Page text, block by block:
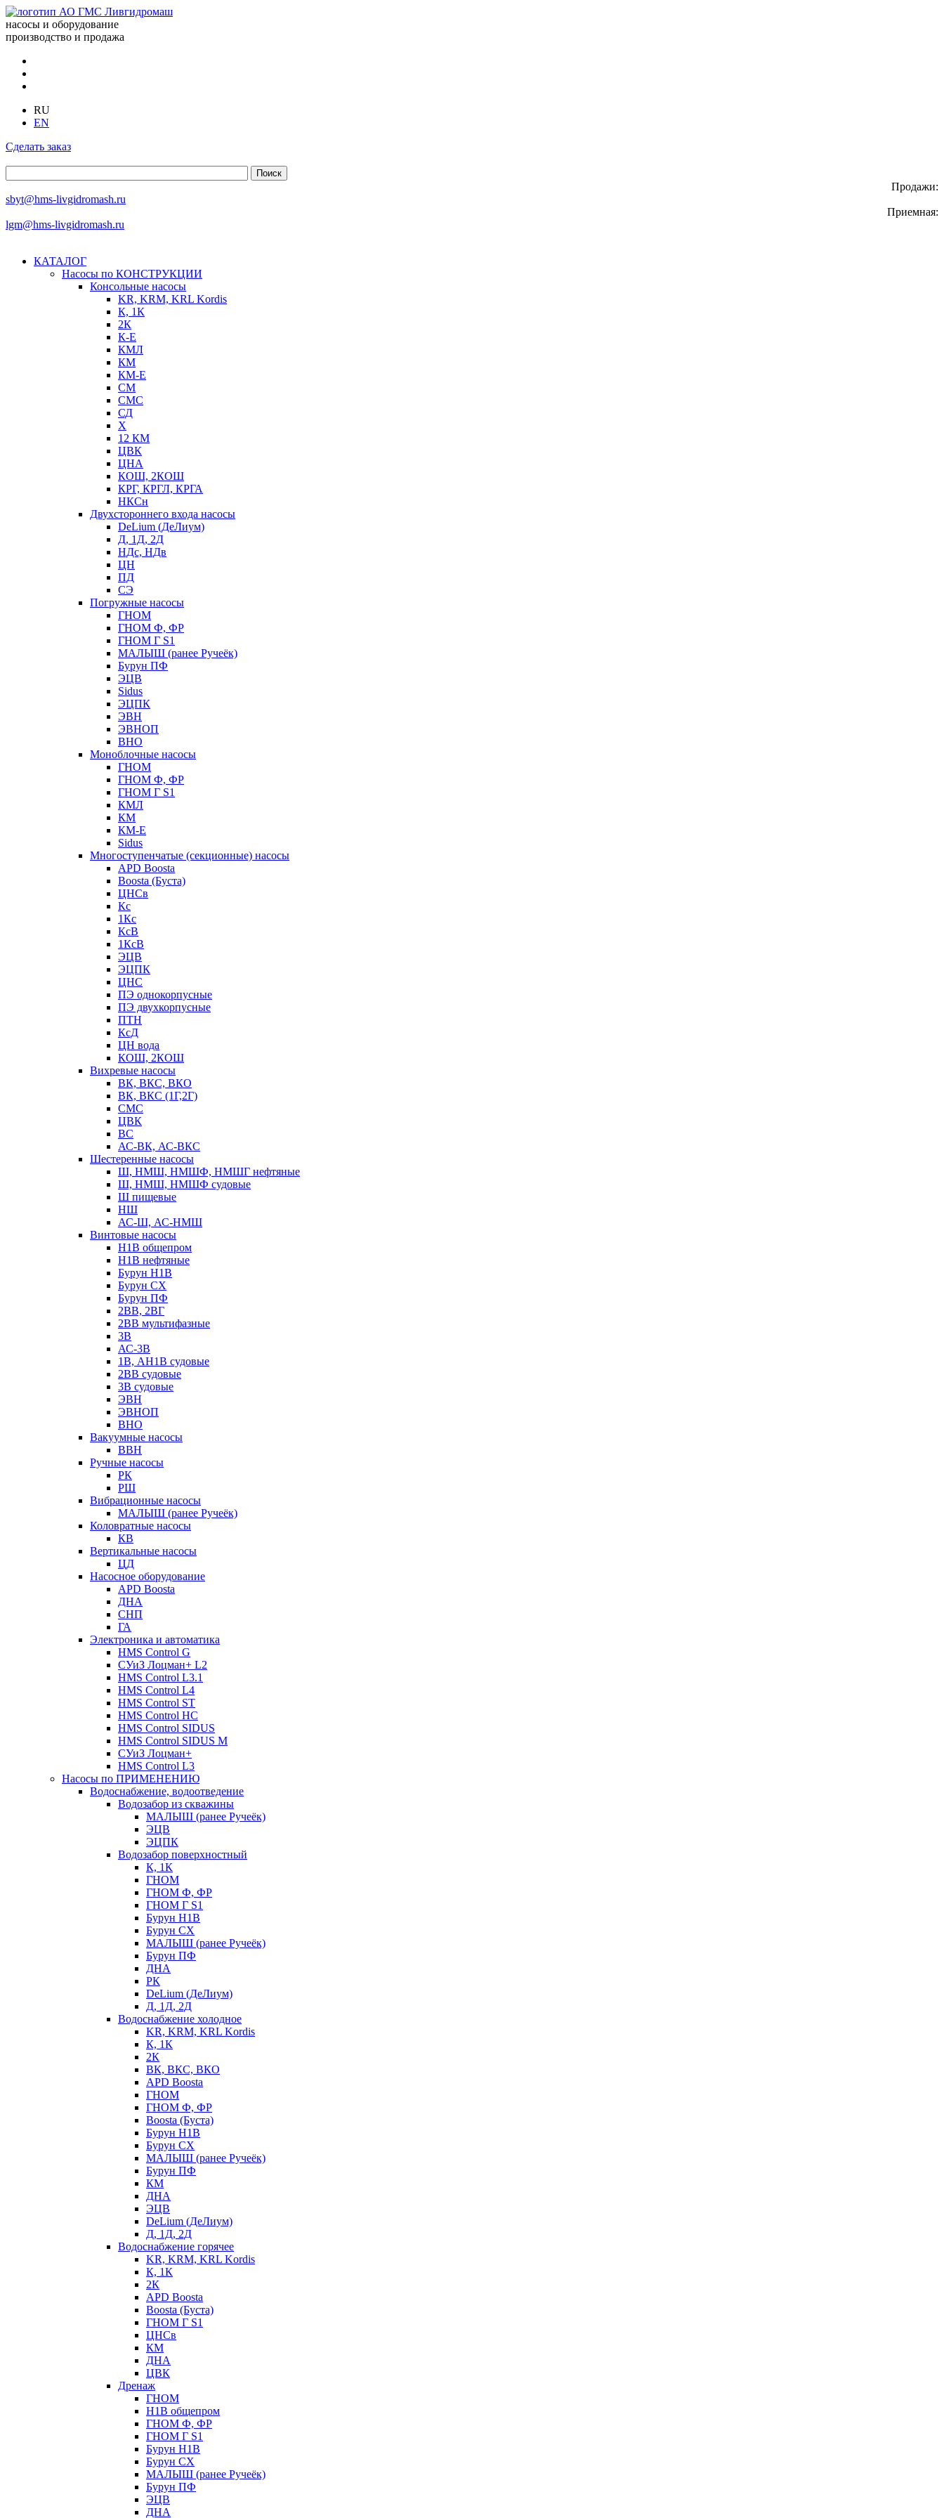
насосы и оборудование
производство и продажа
RU
EN
Сделать заказ
Продажи:
sbyt@hms-livgidromash.ru
Приемная:
lgm@hms-livgidromash.ru
КАТАЛОГ
Насосы по КОНСТРУКЦИИ
Консольные насосы
KR, KRM, KRL Kordis
К, 1К
2К
К-Е
КМЛ
КМ
КМ-Е
СМ
СМС
СД
Х
12 КМ
ЦВК
ЦНА
КОШ, 2КОШ
КРГ, КРГЛ, КРГА
НКСн
Двухстороннего входа насосы
DeLium (ДеЛиум)
Д, 1Д, 2Д
НДс, НДв
ЦН
ПД
СЭ
Погружные насосы
ГНОМ
ГНОМ Ф, ФР
ГНОМ Г S1
МАЛЫШ (ранее Ручеёк)
Бурун ПФ
ЭЦВ
Sidus
ЭЦПК
ЭВН
ЭВНОП
ВНО
Моноблочные насосы
ГНОМ
ГНОМ Ф, ФР
ГНОМ Г S1
КМЛ
КМ
КМ-Е
Sidus
Многоступенчатые (секционные) насосы
APD Boosta
Boosta (Буста)
ЦНСв
Кс
1Кс
КсВ
1КсВ
ЭЦВ
ЭЦПК
ЦНС
ПЭ однокорпусные
ПЭ двухкорпусные
ПТН
КсД
ЦН вода
КОШ, 2КОШ
Вихревые насосы
ВК, ВКС, ВКО
ВК, ВКС (1Г,2Г)
СМС
ЦВК
ВС
АС-ВК, АС-ВКС
Шестеренные насосы
Ш, НМШ, НМШФ, НМШГ нефтяные
Ш, НМШ, НМШФ судовые
Ш пищевые
НШ
АС-Ш, АС-НМШ
Винтовые насосы
Н1В общепром
Н1В нефтяные
Бурун Н1В
Бурун СХ
Бурун ПФ
2ВВ, 2ВГ
2ВВ мультифазные
3В
АС-3В
1В, АН1В судовые
2ВВ судовые
3В судовые
ЭВН
ЭВНОП
ВНО
Вакуумные насосы
ВВН
Ручные насосы
РК
РШ
Вибрационные насосы
МАЛЫШ (ранее Ручеёк)
Коловратные насосы
КВ
Вертикальные насосы
ЦД
Насосное оборудование
APD Boosta
ДНА
СНП
ГА
Электроника и автоматика
HMS Control G
СУиЗ Лоцман+ L2
HMS Control L3.1
HMS Control L4
HMS Control ST
HMS Control HC
HMS Control SIDUS
HMS Control SIDUS M
СУиЗ Лоцман+
HMS Control L3
Насосы по ПРИМЕНЕНИЮ
Водоснабжение, водоотведение
Водозабор из скважины
МАЛЫШ (ранее Ручеёк)
ЭЦВ
ЭЦПК
Водозабор поверхностный
К, 1К
ГНОМ
ГНОМ Ф, ФР
ГНОМ Г S1
Бурун Н1В
Бурун СХ
МАЛЫШ (ранее Ручеёк)
Бурун ПФ
ДНА
РК
DeLium (ДеЛиум)
Д, 1Д, 2Д
Водоснабжение холодное
KR, KRM, KRL Kordis
К, 1К
2К
ВК, ВКС, ВКО
APD Boosta
ГНОМ
ГНОМ Ф, ФР
Boosta (Буста)
Бурун Н1В
Бурун СХ
МАЛЫШ (ранее Ручеёк)
Бурун ПФ
КМ
ДНА
ЭЦВ
DeLium (ДеЛиум)
Д, 1Д, 2Д
Водоснабжение горячее
KR, KRM, KRL Kordis
К, 1К
2К
APD Boosta
Boosta (Буста)
ГНОМ Г S1
ЦНСв
КМ
ДНА
ЦВК
Дренаж
ГНОМ
Н1В общепром
ГНОМ Ф, ФР
ГНОМ Г S1
Бурун Н1В
Бурун СХ
МАЛЫШ (ранее Ручеёк)
Бурун ПФ
ЭЦВ
ДНА